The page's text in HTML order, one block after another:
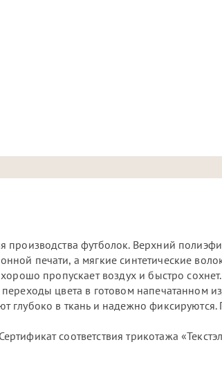
производства футболок. Верхний
печати, а мягкие синтетические
пропускает воздух и быстро сохнет.
цвета в готовом напечатанном
глубоко в ткань и надежно фиксируются.
соответствия трикотажа